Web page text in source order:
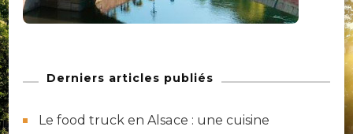
Derniers articles publiés
Le food truck en Alsace : une cuisine